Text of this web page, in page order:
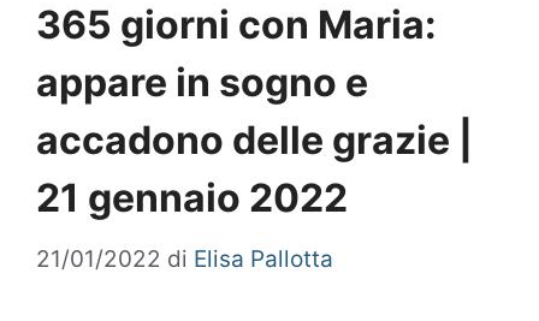
365 giorni con Maria:
appare in sogno e
accadono delle grazie |
21 gennaio 2022
21/01/2022 di Elisa Pallotta